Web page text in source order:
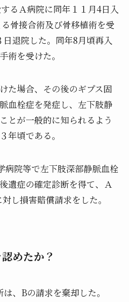
るＡ病院に同年１１月4日入
骨接合術及び骨移植術を受
退院した。同年8月頃再入
術を受けた。
た場合、その後のギプス固
血栓症を発症し、左下肢静
とが一般的に知られるよう
年頃である。
病院等で左下肢深部静脈血栓
遺症の確定診断を得て、Ａ
し損害賠償請求をした。
めたか？
、Bの請求を棄却した。